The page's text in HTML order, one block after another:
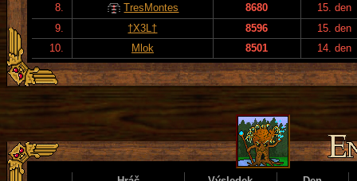
8.
TresMontes 8680
15. den
9.
†X3L† 8596
15. den
10.
Mlok 8501 14. den